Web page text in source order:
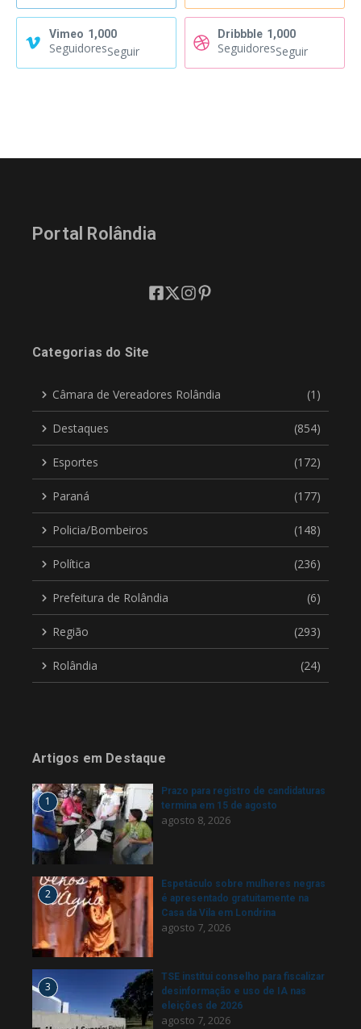
Vimeo 1,000
SeguidoresSeguir
Dribbble 1,000
SeguidoresSeguir
Portal Rolândia
Categorias do Site
Câmara de Vereadores Rolândia (1)
Destaques (854)
Esportes (172)
Paraná (177)
Policia/Bombeiros (148)
Política (236)
Prefeitura de Rolândia (6)
Região (293)
Rolândia (24)
Artigos em Destaque
1
Prazo para registro de candidaturas
termina em 15 de agosto
agosto 8, 2026
2
Espetáculo sobre mulheres negras
é apresentado gratuitamente na
Casa da Vila em Londrina
agosto 7, 2026
3
TSE institui conselho para fiscalizar
desinformação e uso de IA nas
eleições de 2026
agosto 7, 2026